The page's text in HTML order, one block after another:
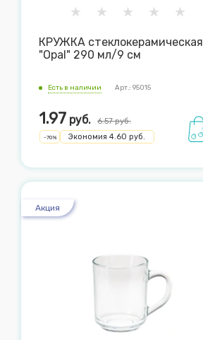
КРУЖКА стеклокерамическая
"Opal" 290 мл/9 см
Есть в наличии Арт.: 95015
1.97 руб. 6.57руб.
-70% Экономия 4.60 руб.
Акция